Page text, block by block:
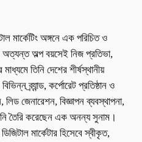
মার্কেটিং অঙ্গনে এক পরিচিত ও
অল্প বয়সেই নিজ প্রতিভা,
তিনি দেশের শীর্ষস্থানীয়
ব্র্যান্ড, কর্পোরেট প্রতিষ্ঠান ও
জেনারেশন, বিজ্ঞাপন ব্যবস্থাপনা,
তৈরি করেছেন এক অনন্য সুনাম।
মার্কেটার হিসেবে স্বীকৃত,